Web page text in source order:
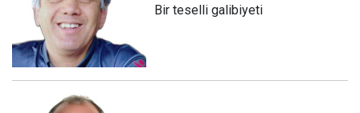
Bir teselli galibiyeti